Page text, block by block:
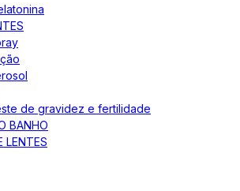
de gravidez e fertilidade
BANHO
LENTES